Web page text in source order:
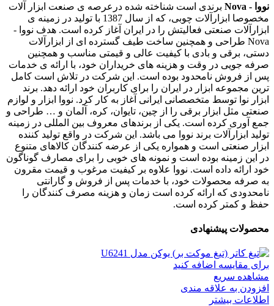
نووا - Nova
برندی است شناخته شده درعرصه ی صنعت ابزار آلات
مخصوصا ابزارآلات چوبی، که از سال 1387 با تولید در زمینه ی
ابزارآلات صنعتی فعالیتش را در ایران آغاز کرده است. هدف نووا -
Nova طراحی و همچنین ساخت طیف گسترده ای از ابزارآلات
دستی، برقی و بادی با کیفیت عالی و قیمتی مناسب و همچنین
صرفه جویی در وقت و هزینه های خریداران خود، با ارائه ی خدمات
پس از فروش نامحدود بوده است. این شرکت در تلاش است کامل
ترین مجموعه ابزار در ایران را برای کاربران خود ارائه دهد. برند
ابزار نوا توسط متخصصانی ایرانی آغاز به کار کرد. نووا ابزار و لوازم
صنعتی مثل ابزار برقی را از چین، تایوان، کره، آلمان و … طراحی و
جمع آوری کرده است. یکی از برندهای معروف بین المللی در زمینه
تولید ابزارآلات برند نووا می باشد. این شرکت در واقع تولید کننده
ابزار صنعتی است و همواره یکی از عرضه کنندگان کالاهای متنوع
در این زمینه بوده است و نمونه های خوبی را برای مصارف گوناگون
خود ارائه داده است. نووا علاوه بر کیفیت مرغوب و قیمت مقرون
به صرفه محصولات خود، با خدمات پس از فروش و گارانتی
نامحدودی که ارائه کرده است زمان و هزینه مصرف کنندگان را
حفظ و کمتر کرده است.
محصولات پیشنهادی
برای مقایسه اضافه کنید
مشاهده سریع
افزودن به علاقه مندی
اطلاعات بیشتر